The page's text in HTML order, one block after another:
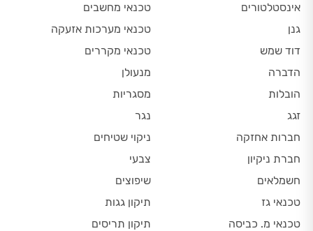
אינסטלטורים
גנן
דוד שמש
הדברה
הובלות
זגג
חברות אחזקה
חברת ניקיון
חשמלאים
טכנאי גז
טכנאי מ. כביסה
טכנאי מחשבים
טכנאי מערכות אזעקה
טכנאי מקררים
מנעולן
מסגריות
נגר
ניקוי שטיחים
צבעי
שיפוצים
תיקון גגות
תיקון תריסים